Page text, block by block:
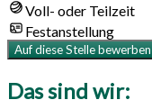
Voll- oder Teilzeit
Festanstellung
Auf diese Stelle bewerben
Das sind wir: